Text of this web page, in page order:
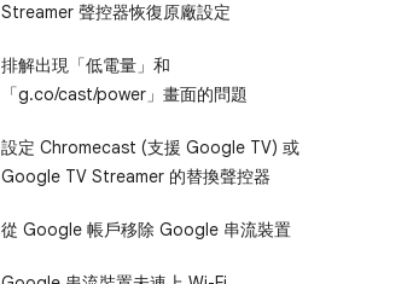
Streamer 聲控器恢復原廠設定
排解出現「低電量」和
「g.co/cast/power」畫面的問題
設定 Chromecast (支援 Google TV) 或
Google TV Streamer 的替換聲控器
從 Google 帳戶移除 Google 串流裝置